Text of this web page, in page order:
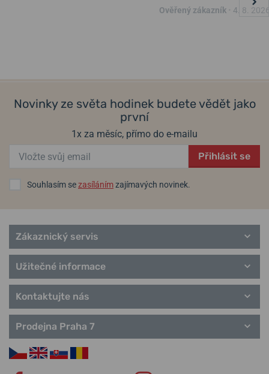
Urban Donnissima
Metropolitan Donnissima
Vintage Classic
Ověřený zákazník 4. 8.
Novinky ze světa hodinek budete vědět jako
první
1x za měsíc, přímo do e-mailu
Přihlásit se
Souhlasím sezasílánímzajímavých novinek.
Zákaznický servis
Užitečné informace
Kontaktujte nás
Prodejna Praha 7